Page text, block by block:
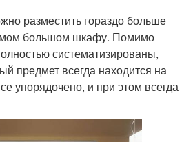
разместить гораздо больше
большом шкафу. Помимо
систематизированы,
предмет всегда находится на
упорядочено, и при этом всегда